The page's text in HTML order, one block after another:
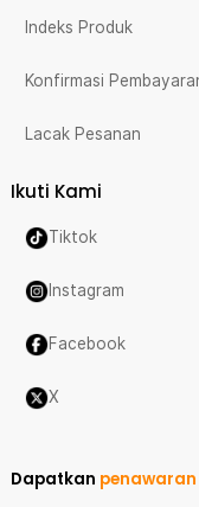
Indeks Produk
Konfirmasi
Lacak Pesanan
Ikuti Kami
Tiktok
Instagram
Facebook
X
Dapatkan